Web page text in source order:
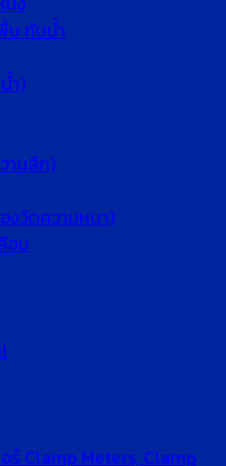
น กันน้ำ
ำ)
ามลึก)
งวัดความหนา)
อบ
Clamp Meters, Clamp